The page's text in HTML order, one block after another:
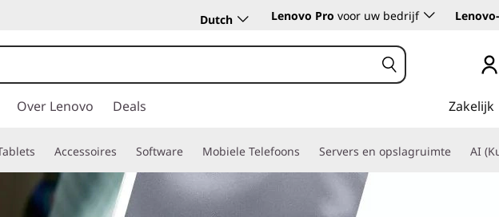
Dutch Lenovo Pro voor uw bedrijf
Over Lenovo Deals Zakelijk
Accessoires Software Mobiele Telefoons Servers en opslagruimte AI